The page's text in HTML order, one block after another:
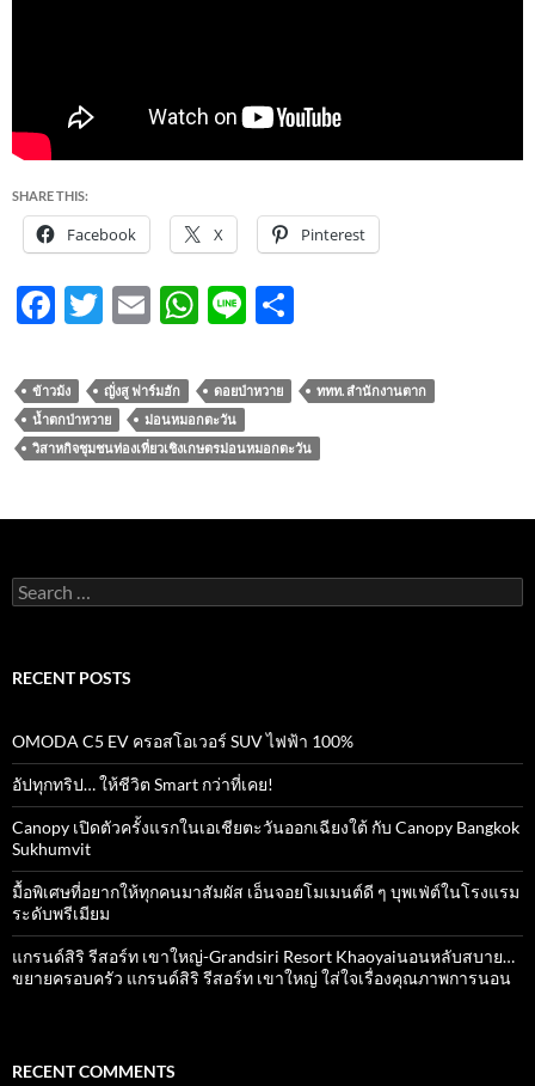
SHARE THIS:
Facebook X Pinterest
F
e
b
o
k
T
itt
er
E
ail
W
at
s
A
p
Li
e
ar
e
ข้าวม้ง ญั่งสู ฟาร์มฮัก ดอยป่าหวาย
ททท. สำนักงานตาก
น้ำตกป่าหวาย
ม่อนหมอกตะวัน
วิสาหกิจชุมชนท่องเที่ยวเชิงเกษตรม่อนหมอกตะวัน
Search
for:
RECENT POSTS
OMODA C5 EV ครอสโอเวอร์ SUV ไฟฟ้า 100%
อัปทุกทริป… ให้ชีวิต Smart กว่าที่เคย!
Canopy เปิดตัวครั้งแรกในเอเชียตะวันออกเฉียงใต้ กับ Canopy Bangkok
Sukhumvit
มื้อพิเศษที่อยากให้ทุกคนมาสัมผัส เอ็นจอยโมเมนต์ดี ๆ บุพเฟ่ต์ในโรงแรม
ระดับพรีเมียม
แกรนด์สิริ​ รีสอร์ท​ เขาใหญ่​-Grandsiri​ Resort​ Khaoyaiนอนหลับสบาย…
ขยายครอบครัว แกรนด์สิริ รีสอร์ท เขาใหญ่ ใส่ใจเรื่องคุณภาพการนอน
RECENT COMMENTS